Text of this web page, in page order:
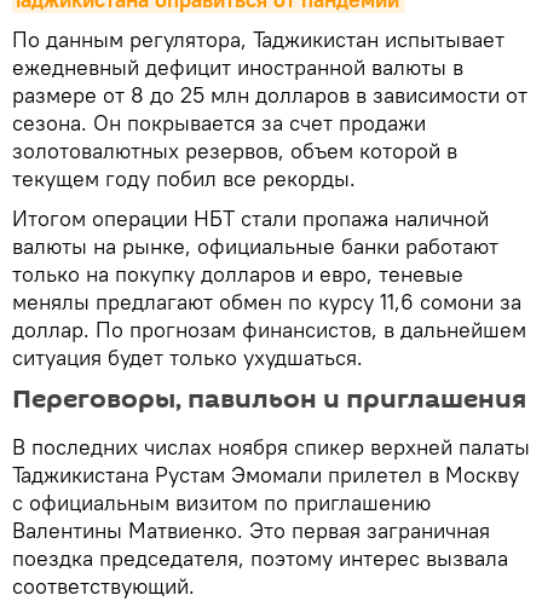
По данным регулятора, Таджикистан испытывает
ежедневный дефицит иностранной валюты в
размере от 8 до 25 млн долларов в зависимости от
сезона. Он покрывается за счет продажи
золотовалютных резервов, объем которой в
текущем году побил все рекорды.
Итогом операции НБТ стали пропажа наличной
валюты на рынке, официальные банки работают
только на покупку долларов и евро, теневые
менялы предлагают обмен по курсу 11,6 сомони за
доллар. По прогнозам финансистов, в дальнейшем
ситуация будет только ухудшаться.
Переговоры, павильон и приглашения
В последних числах ноября спикер верхней палаты
Таджикистана Рустам Эмомали прилетел в Москву
с официальным визитом по приглашению
Валентины Матвиенко. Это первая заграничная
поездка председателя, поэтому интерес вызвала
соответствующий.